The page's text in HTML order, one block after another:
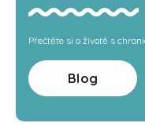
Přečtěte si o životě s
Blog